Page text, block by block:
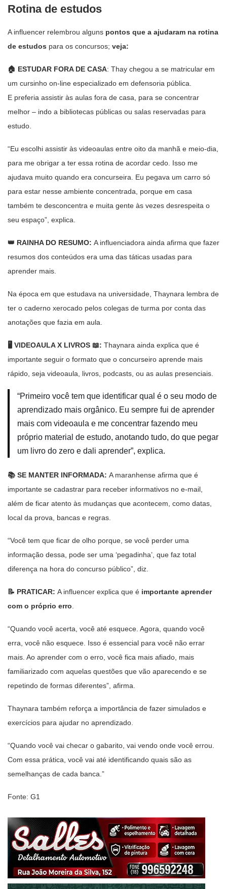
Rotina de estudos
A influencer relembrou alguns pontos que a ajudaram na rotina
de estudos para os concursos; veja:
🏠 ESTUDAR FORA DE CASA: Thay chegou a se matricular em
um cursinho on-line especializado em defensoria pública.
E preferia assistir às aulas fora de casa, para se concentrar
melhor – indo a bibliotecas públicas ou salas reservadas para
estudo.
“Eu escolhi assistir às videoaulas entre oito da manhã e meio-dia,
para me obrigar a ter essa rotina de acordar cedo. Isso me
ajudava muito quando era concurseira. Eu pegava um carro só
para estar nesse ambiente concentrada, porque em casa
também te desconcentra e muita gente às vezes desrespeita o
seu espaço”, explica.
👑 RAINHA DO RESUMO: A influenciadora ainda afirma que fazer
resumos dos conteúdos era uma das táticas usadas para
aprender mais.
Na época em que estudava na universidade, Thaynara lembra de
ter o caderno xerocado pelos colegas de turma por conta das
anotações que fazia em aula.
🖥️ VIDEOAULA X LIVROS 📖: Thaynara ainda explica que é
importante seguir o formato que o concurseiro aprende mais
rápido, seja videoaula, livros, podcasts, ou as aulas presenciais.
“Primeiro você tem que identificar qual é o seu modo de
aprendizado mais orgânico. Eu sempre fui de aprender
mais com videoaula e me concentrar fazendo meu
próprio material de estudo, anotando tudo, do que pegar
um livro do zero e dali aprender”, explica.
📚 SE MANTER INFORMADA: A maranhense afirma que é
importante se cadastrar para receber informativos no e-mail,
além de ficar atento às mudanças que acontecem, como datas,
local da prova, bancas e regras.
“Você tem que ficar de olho porque, se você perder uma
informação dessa, pode ser uma ‘pegadinha’, que faz total
diferença na hora do concurso público”, diz.
📝 PRATICAR: A influencer explica que é importante aprender
com o próprio erro.
“Quando você acerta, você até esquece. Agora, quando você
erra, você não esquece. Isso é essencial para você não errar
mais. Ao aprender com o erro, você fica mais afiado, mais
familiarizado com aquelas questões que vão aparecendo e se
repetindo de formas diferentes”, afirma.
Thaynara também reforça a importância de fazer simulados e
exercícios para ajudar no aprendizado.
“Quando você vai checar o gabarito, vai vendo onde você errou.
Com essa prática, você vai até identificando quais são as
semelhanças de cada banca.”
Fonte: G1